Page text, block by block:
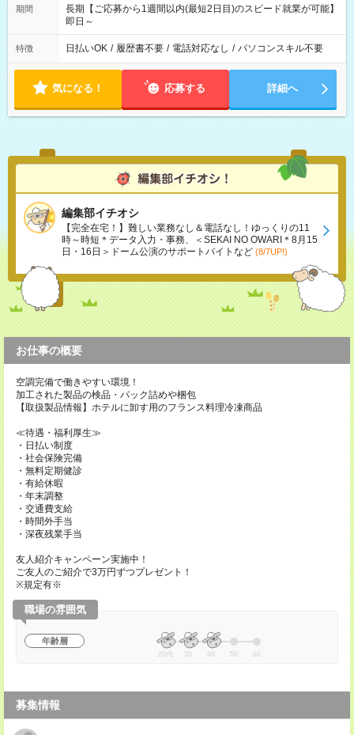
期間
長期【ご応募から1週間以内(最短2日目)のスピード就業が可能】
即日～
特徴 日払いOK / 履歴書不要 / 電話対応なし / パソコンスキル不要
気になる！ 応募する 詳細へ
編集部イチオシ
【完全在宅！】難しい業務なし＆電話なし！ゆっくりの11
時～時短＊データ入力・事務、＜SEKAI NO OWARI＊8月15
日・16日＞ドーム公演のサポートバイトなど (8/7UP!)
お仕事の概要
空調完備で働きやすい環境！
加工された製品の検品・パック詰めや梱包
【取扱製品情報】ホテルに卸す用のフランス料理冷凍商品
≪待遇・福利厚生≫
・日払い制度
・社会保険完備
・無料定期健診
・有給休暇
・年末調整
・交通費支給
・時間外手当
・深夜残業手当
友人紹介キャンペーン実施中！
ご友人のご紹介で3万円ずつプレゼント！
※規定有※
職場の雰囲気
年齢層
20代 30 40 50 60
募集情報